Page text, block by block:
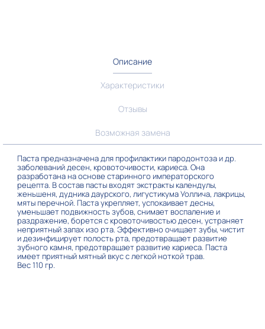
Описание
Характеристики
Отзывы
Возможная замена
Паста предназначена для профилактики пародонтоза и др.
заболеваний десен, кровоточивости, кариеса. Она
разработана на основе старинного императорского
рецепта. В состав пасты входят экстракты календулы,
женьшеня, дудника даурского, лигустикума Уоллича, лакрицы,
мяты перечной. Паста укрепляет, успокаивает десны,
уменьшает подвижность зубов, снимает воспаление и
раздражение, борется с кровоточивостью десен, устраняет
неприятный запах изо рта. Эффективно очищает зубы, чистит
и дезинфицирует полость рта, предотвращает развитие
зубного камня, предотвращает развитие кариеса. Паста
имеет приятный мятный вкус с легкой ноткой трав.
Вес 110 гр.